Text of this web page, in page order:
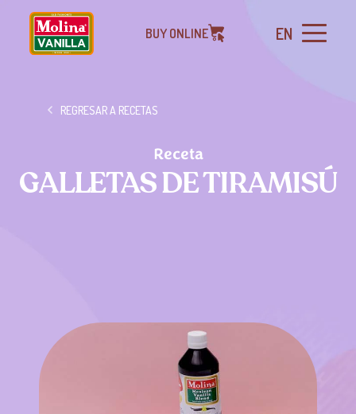
BUY ONLINE EN
REGRESAR A RECETAS
Receta
GALLETAS DE TIRAMISÚ